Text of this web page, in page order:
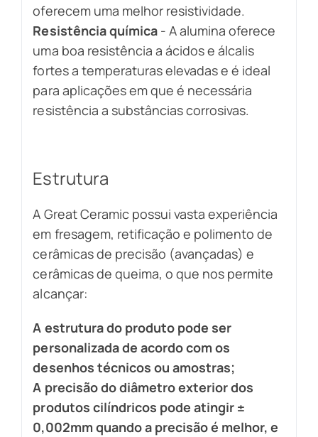
oferecem uma melhor resistividade.
Resistência química- A alumina oferece
uma boa resistência a ácidos e álcalis
fortes a temperaturas elevadas e é ideal
para aplicações em que é necessária
resistência a substâncias corrosivas.
Estrutura
A Great Ceramic possui vasta experiência
em fresagem, retificação e polimento de
cerâmicas de precisão (avançadas) e
cerâmicas de queima, o que nos permite
alcançar:
A estrutura do produto pode ser
personalizada de acordo com os
desenhos técnicos ou amostras;
A precisão do diâmetro exterior dos
produtos cilíndricos pode atingir ±
0,002mm quando a precisão é melhor, e